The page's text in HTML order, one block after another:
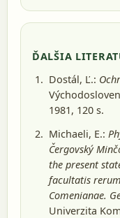
ĎALŠIA
Dostál, Ľ.:
1981 , 120 s.
Michaeli, E.:
Čergovský
the present
facultatis
Comenianae.
Univerzita